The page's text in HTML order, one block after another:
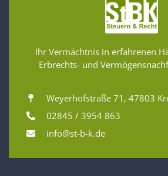
Ihr Vermächtnis in erfahrenen
Erbrechts- und
Weyerhofstraße 71, 47803
02845 / 3954 863
info@st-b-k.de